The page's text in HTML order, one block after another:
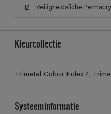
Veiligheidsfiche
Kleurcollectie
Trimetal Colour Index 2,
Systeeminformatie